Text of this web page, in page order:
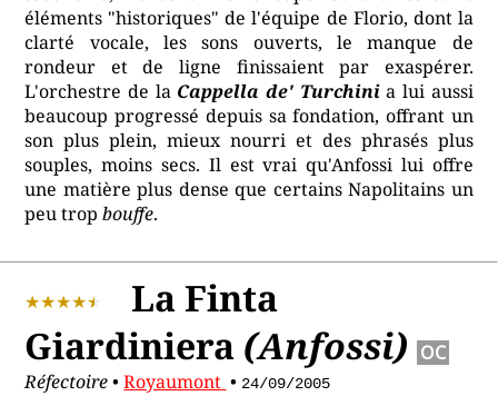
éléments "historiques" de l'équipe de Florio, dont la
clarté vocale, les sons ouverts, le manque de
rondeur et de ligne finissaient par exaspérer.
L'orchestre de la Cappella de' Turchinia lui aussi
beaucoup progressé depuis sa fondation, offrant un
son plus plein, mieux nourri et des phrasés plus
souples, moins secs. Il est vrai qu'Anfossi lui offre
une matière plus dense que certains Napolitains un
peu tropbouffe.
La Finta
Giardiniera (Anfossi) OC
Réfectoire•Royaumont • 24/09/2005